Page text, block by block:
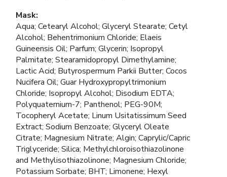
Mask:
Aqua; Cetearyl Alcohol; Glyceryl Stearate; Cetyl
Alcohol; Behentrimonium Chloride; Elaeis
Guineensis Oil; Parfum; Glycerin; Isopropyl
Palmitate; Stearamidopropyl Dimethylamine;
Lactic Acid; Butyrospermum Parkii Butter; Cocos
Nucifera Oil; Guar Hydroxypropyltrimonium
Chloride; Isopropyl Alcohol; Disodium EDTA;
Polyquaternium-7; Panthenol; PEG-90M;
Tocopheryl Acetate; Linum Usitatissimum Seed
Extract; Sodium Benzoate; Glyceryl Oleate
Citrate; Magnesium Nitrate; Algin; Caprylic/Capric
Triglyceride; Silica; Methylchloroisothiazolinone
and Methylisothiazolinone; Magnesium Chloride;
Potassium Sorbate; BHT; Limonene; Hexyl